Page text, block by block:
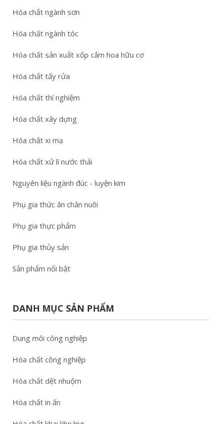
Hóa chất ngành sơn
Hóa chất ngành tóc
Hóa chất sản xuất xốp cắm hoa hữu cơ
Hóa chất tẩy rửa
Hóa chất thí nghiệm
Hóa chất xây dựng
Hóa chất xi mạ
Hóa chất xử lí nước thải
Nguyên liệu ngành đúc - luyện kim
Phụ gia thức ăn chăn nuôi
Phụ gia thực phẩm
Phụ gia thủy sản
Sản phẩm nổi bật
DANH MỤC SẢN PHẨM
Dung môi công nghiệp
Hóa chất công nghiệp
Hóa chất dệt nhuộm
Hóa chất in ấn